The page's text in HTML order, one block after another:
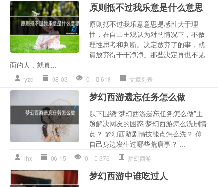
原则抵不过我乐意是什么意思
原则抵不过我乐意意思是感性大于理
性，在自己主观认为对的情况下，不做
理性思考和判断。决定放弃了的事，就
请放弃得干干净净。那些决定再也不见
面的人，就真...
yzd 08-03 0 618 文章列表
梦幻西游遗忘任务怎么做
以下围绕“梦幻西游遗忘任务怎么做”主
题解决网友的困惑 梦幻西游怎么洗剧情
点？ 梦幻西游剧情技能点怎么洗？ 你
自己身边发生过哪些荒唐事？ ...
lhx 06-15 0 376 梦幻西游
梦幻西游中谁吃过人